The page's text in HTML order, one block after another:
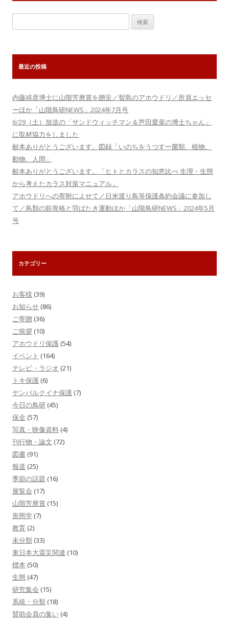
索:
最近の投稿
内藤靖彦博士に山階芳麿賞を贈呈／聟島のアホウドリ／所員エッセ
ーほか「山階鳥研NEWS」2024年7月号
6/29（土）放送の「サンドウィッチマン＆芦田愛菜の博士ちゃん」
に取材協力をしました
献本ありがとうございます。図録「いのちをうつすー菌類、植物、
動物、人間」
献本ありがとうございます。「ヒトとカラスの知恵比べ 生理・生態
から考えたカラス対策マニュアル」
アホウドリへの寄附によせて／日米渡り鳥等保護条約会議に参加し
て／鳥類の筋骨格と羽ばたき運動ほか「山階鳥研NEWS」2024年5月
号
カテゴリー
お客様 (39)
お知らせ (86)
ご寄贈 (36)
ご挨拶 (10)
アホウドリ保護 (54)
イベント (164)
テレビ・ラジオ (21)
トキ保護 (6)
ヤンバルクイナ保護 (7)
今日の鳥研 (45)
保全 (57)
写真・映像資料 (4)
刊行物・論文 (72)
図書 (91)
報道 (25)
季節の話題 (16)
展覧会 (17)
山階芳麿賞 (15)
形態学 (7)
教育 (2)
未分類 (33)
東日本大震災関連 (10)
標本 (50)
生態 (47)
研究集会 (15)
系統・分類 (18)
賛助会員の集い (4)